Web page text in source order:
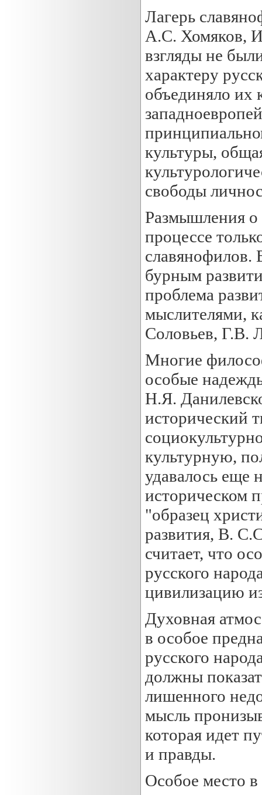
Лагерь
А.С. Хомяков,
взгляды не
характеру
объединяло их
культуры,
свободы
Размышления о
процессе
славянофилов.
бурным
проблема
мыслителями,
Соловьев, Г.В.
Многие
особые
Н.Я.
исторический
культурную,
удавалось еще
историческом
"образец
развития, В.
считает, что
русского
цивилизацию
Духовная
в особое
русского
должны
лишенного
мысль
которая идет
и правды.
Особое место в